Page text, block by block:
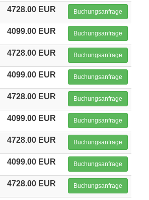
4728.00 EUR Buchungsanfrage
4099.00 EUR Buchungsanfrage
4728.00 EUR Buchungsanfrage
4099.00 EUR Buchungsanfrage
4728.00 EUR Buchungsanfrage
4099.00 EUR Buchungsanfrage
4728.00 EUR Buchungsanfrage
4099.00 EUR Buchungsanfrage
4728.00 EUR Buchungsanfrage